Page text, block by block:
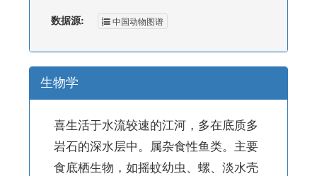
数据源: 中国动物图谱
生物学
喜生活于水流较速的江河，多在底质多
岩石的深水层中。属杂食性鱼类。主要
食底栖生物，如摇蚊幼虫、螺、淡水壳